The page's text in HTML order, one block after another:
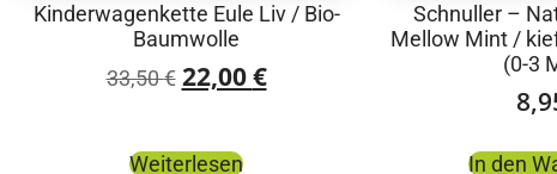
Kinderwagenkette Eule Liv / Bio-
Baumwolle
33,50€ 22,00€
Weiterlesen
Schnuller –
Mellow Mint /
(0-3
In den